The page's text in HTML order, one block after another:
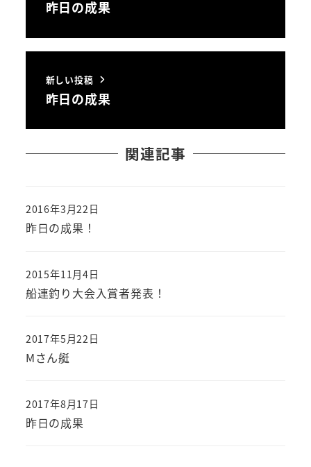
昨日の成果
新しい投稿
昨日の成果
関連記事
昨日の成果！
投稿日
2016年3月22日
船連釣り大会入賞者発表！
投稿日
2015年11月4日
Mさん艇
投稿日
2017年5月22日
昨日の成果
投稿日
2017年8月17日